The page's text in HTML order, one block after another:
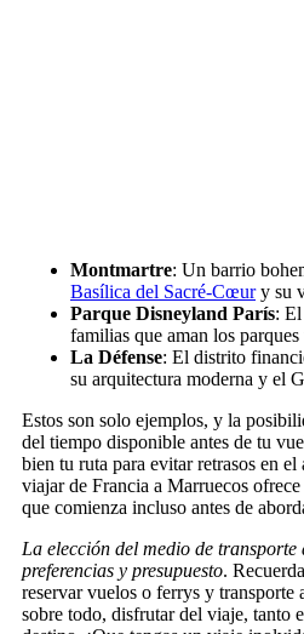
Montmartre: Un barrio
Basílica del Sacré-Cœury su
Parque Disneyland París:
familias que aman los parques
La Défense: El distrito
su arquitectura moderna y el
Estos son solo ejemplos, y la
del tiempo disponible antes de tu
bien tu ruta para evitar retrasos en
viajar de Francia a Marruecos ofrece
que comienza incluso antes de
La elección del medio de transporte
preferencias y presupuesto.
reservar vuelos o ferrys y transporte
sobre todo, disfrutar del viaje, tanto